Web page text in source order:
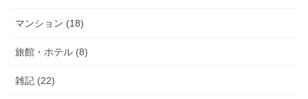
マンション (18)
旅館・ホテル (8)
雑記 (22)